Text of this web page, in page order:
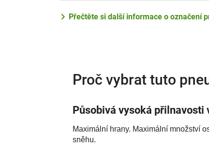
Přečtěte si další informace o označení
Proč vybrat tuto
Působivá vysoká přilnavosti
Maximální hrany. Maximální množství
sněhu.